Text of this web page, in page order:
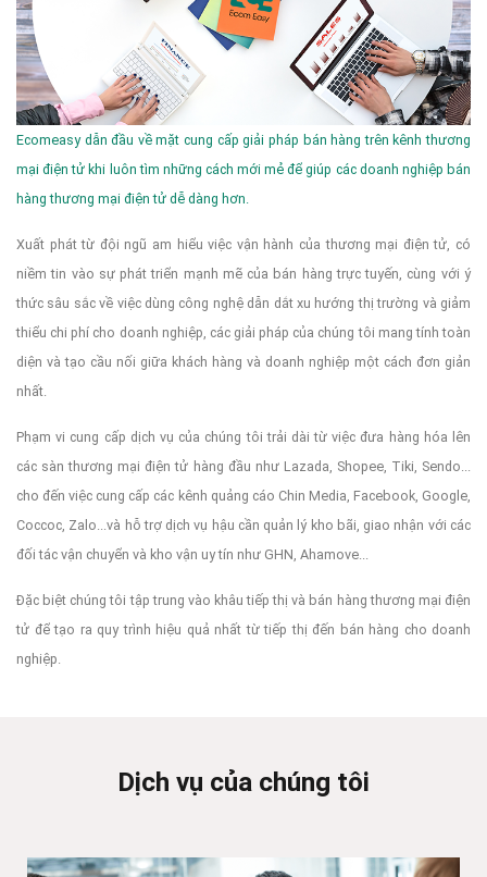
Ecomeasy dẫn đầu về mặt cung cấp giải pháp bán hàng trên kênh thương
mại điện tử khi luôn tìm những cách mới mẻ để giúp các doanh nghiệp bán
hàng thương mại điện tử dễ dàng hơn.
Xuất phát từ đội ngũ am hiểu việc vận hành của thương mại điện tử, có
niềm tin vào sự phát triển mạnh mẽ của bán hàng trực tuyến, cùng với ý
thức sâu sắc về việc dùng công nghệ dẫn dắt xu hướng thị trường và giảm
thiểu chi phí cho doanh nghiệp, các giải pháp của chúng tôi mang tính toàn
diện và tạo cầu nối giữa khách hàng và doanh nghiệp một cách đơn giản
nhất.
Phạm vi cung cấp dịch vụ của chúng tôi trải dài từ việc đưa hàng hóa lên
các sàn thương mại điện tử hàng đầu như Lazada, Shopee, Tiki, Sendo...
cho đến việc cung cấp các kênh quảng cáo Chin Media, Facebook, Google,
Coccoc, Zalo...và hỗ trợ dịch vụ hậu cần quản lý kho bãi, giao nhận với các
đối tác vận chuyển và kho vận uy tín như GHN, Ahamove...
Đặc biệt chúng tôi tập trung vào khâu tiếp thị và bán hàng thương mại điện
tử để tạo ra quy trình hiệu quả nhất từ tiếp thị đến bán hàng cho doanh
nghiệp.
Dịch vụ của chúng tôi